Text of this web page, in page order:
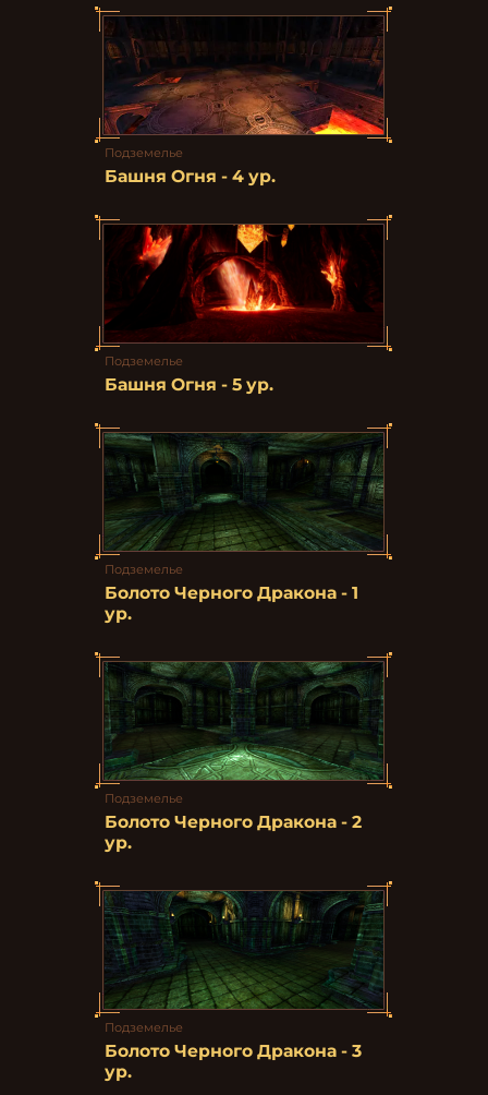
Подземелье
Башня Огня - 4 ур.
Подземелье
Башня Огня - 5 ур.
Подземелье
Болото Черного Дракона - 1
ур.
Подземелье
Болото Черного Дракона - 2
ур.
Подземелье
Болото Черного Дракона - 3
ур.